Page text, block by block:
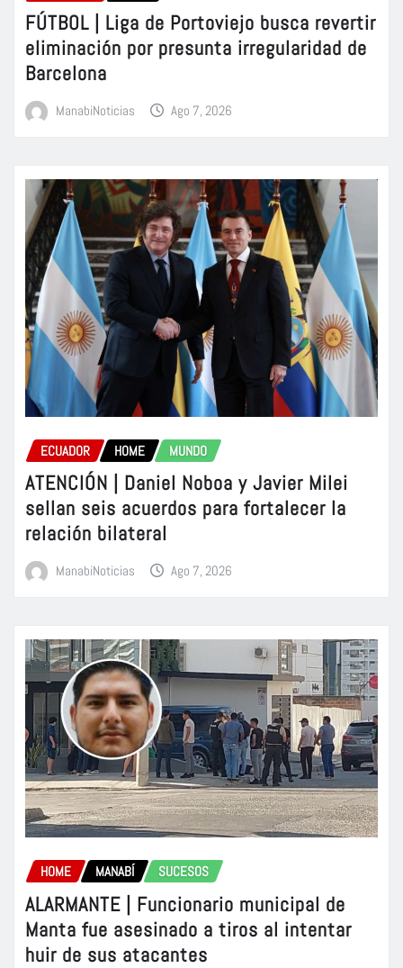
FÚTBOL | Liga de Portoviejo busca revertir
eliminación por presunta irregularidad de
Barcelona
ManabiNoticias Ago 7, 2026
ECUADOR HOME MUNDO
ATENCIÓN | Daniel Noboa y Javier Milei
sellan seis acuerdos para fortalecer la
relación bilateral
ManabiNoticias Ago 7, 2026
HOME MANABÍ SUCESOS
ALARMANTE | Funcionario municipal de
Manta fue asesinado a tiros al intentar
huir de sus atacantes